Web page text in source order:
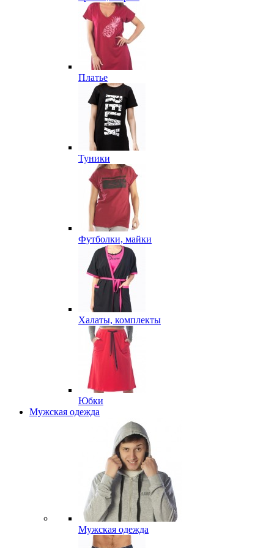
Платье
Туники
Футболки, майки
Халаты, комплекты
Юбки
Мужская одежда
Мужская одежда